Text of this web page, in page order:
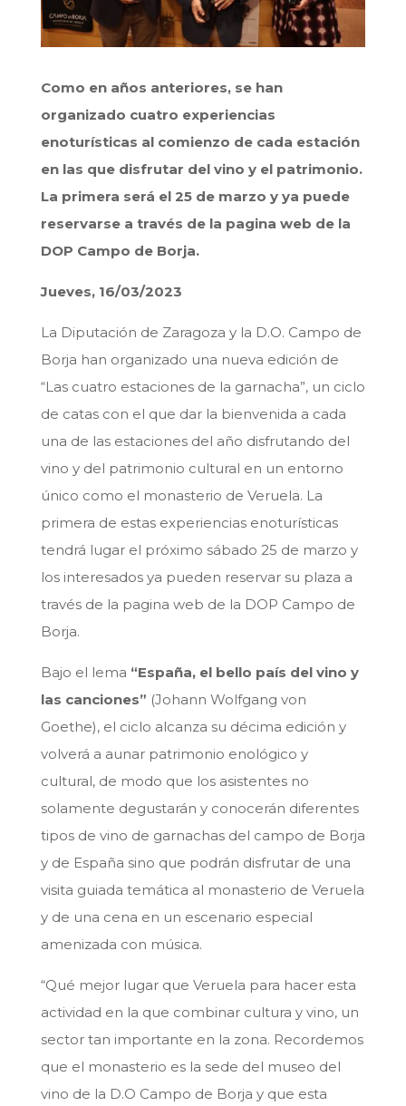
Como en años anteriores, se han
organizado cuatro experiencias
enoturísticas al comienzo de cada estación
en las que disfrutar del vino y el patrimonio.
La primera será el 25 de marzo y ya puede
reservarse a través de la pagina web de la
DOP Campo de Borja.
Jueves, 16/03/2023
La Diputación de Zaragoza y la D.O. Campo de
Borja han organizado una nueva edición de
“Las cuatro estaciones de la garnacha”, un ciclo
de catas con el que dar la bienvenida a cada
una de las estaciones del año disfrutando del
vino y del patrimonio cultural en un entorno
único como el monasterio de Veruela. La
primera de estas experiencias enoturísticas
tendrá lugar el próximo sábado 25 de marzo y
los interesados ya pueden reservar su plaza a
través de la pagina web de la DOP Campo de
Borja.
Bajo el lema “España, el bello país del vino y
las canciones” (Johann Wolfgang von
Goethe), el ciclo alcanza su décima edición y
volverá a aunar patrimonio enológico y
cultural, de modo que los asistentes no
solamente degustarán y conocerán diferentes
tipos de vino de garnachas del campo de Borja
y de España sino que podrán disfrutar de una
visita guiada temática al monasterio de Veruela
y de una cena en un escenario especial
amenizada con música.
“Qué mejor lugar que Veruela para hacer esta
actividad en la que combinar cultura y vino, un
sector tan importante en la zona. Recordemos
que el monasterio es la sede del museo del
vino de la D.O Campo de Borja y que esta